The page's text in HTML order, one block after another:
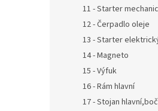
11 - Starter
12 - Čerpadlo oleje
13 - Starter
14 - Magneto
15 - Výfuk
16 - Rám hlavní
17 - Stojan